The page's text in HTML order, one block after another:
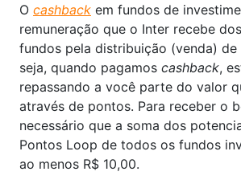
O cashback em fundos de
remuneração que o Inter recebe
fundos pela distribuição (venda) de
seja, quando pagamos cashback,
repassando a você parte do valor
através de pontos. Para receber o
necessário que a soma dos
Pontos Loop de todos os fundos
ao menos R$ 10,00.